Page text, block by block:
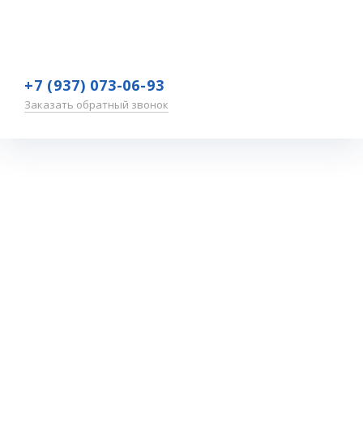
+7 (937) 073-06-93
Заказать обратный звонок